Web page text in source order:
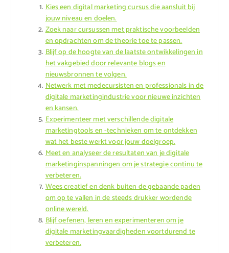
Kies een digital marketing cursus die aansluit bij
jouw niveau en doelen.
Zoek naar cursussen met praktische voorbeelden
en opdrachten om de theorie toe te passen.
Blijf op de hoogte van de laatste ontwikkelingen in
het vakgebied door relevante blogs en
nieuwsbronnen te volgen.
Netwerk met medecursisten en professionals in de
digitale marketingindustrie voor nieuwe inzichten
en kansen.
Experimenteer met verschillende digitale
marketingtools en -technieken om te ontdekken
wat het beste werkt voor jouw doelgroep.
Meet en analyseer de resultaten van je digitale
marketinginspanningen om je strategie continu te
verbeteren.
Wees creatief en denk buiten de gebaande paden
om op te vallen in de steeds drukker wordende
online wereld.
Blijf oefenen, leren en experimenteren om je
digitale marketingvaardigheden voortdurend te
verbeteren.